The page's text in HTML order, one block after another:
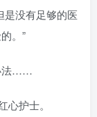
是没有足够的医
。”
法……
护士。